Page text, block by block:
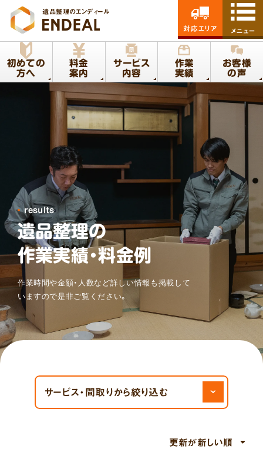
遺品整理のエンディール
初めての
方へ
料金
案内
サービス
内容
作業
実績
お客様
の声
対応エリア メニュー
遺品整理の
作業実績・料金例
results
作業時間や金額・人数など詳しい情報も掲載して
いますので是非ご覧ください。
サービス・間取りから絞り込む